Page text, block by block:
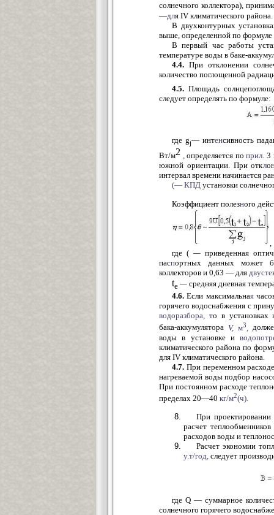
солнечного коллектора),
—для IV климатического района.
В двухконтурных
выше, определенной по формуле
В первый час работы
температуре воды в баке-
4.4. При отклонении
количество поглощенной
4.5. Площадь
следует определять по формуле:
где gj— интенсивность
Вт/м2 ,определяется поприл. 3
южной ориентации. При откл
интервал времени начинается
(— КПД установки
Коэффициент полезного
где ( — приведенная
паспортных данных может
коллекторов и 0,63 — для двусте
te — средняя дневная
4.6. Если максимальная
горячего водоснабжения с
водоразбора, то в установках
бака-аккумулятора V, м3
воды в установке и
климатического района по
для IV климатического района.
4.7. При переменном
нагреваемой воды подбор
При постоянном расходе
пределах 20—40 кг/м2(ч).
При
расчет
расходов воды и
Расчет экономии
у.т/год, следует
где Q — суммарное
солнечного горячего